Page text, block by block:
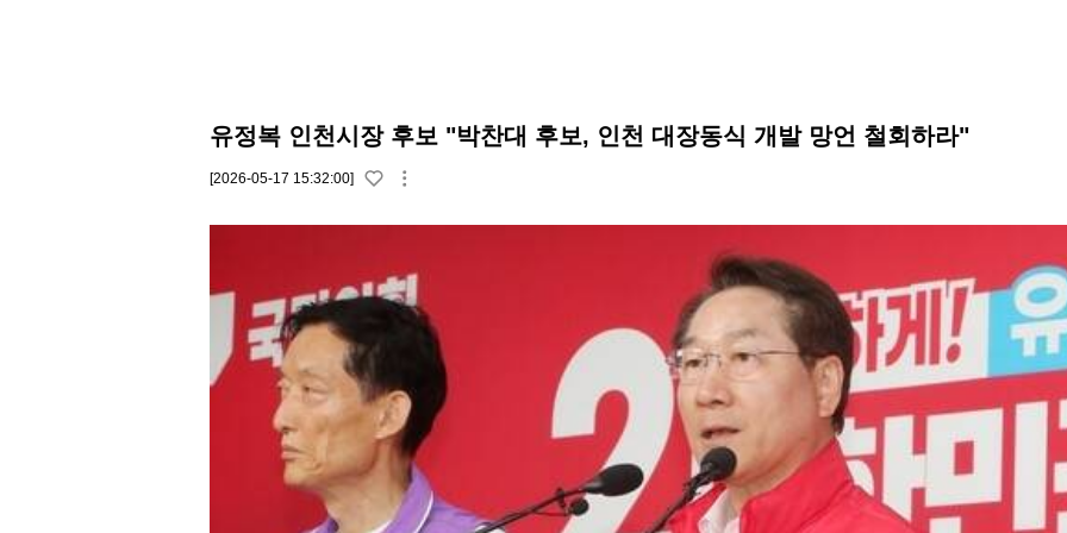
유정복 인천시장 후보 "박찬대 후보, 인천 대장동식 개발 망언 철회하라"
[2026-05-17 15:32:00]